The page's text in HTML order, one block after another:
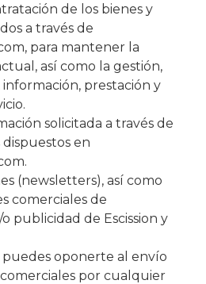
de los bienes y
a través de
para mantener la
así como la gestión,
información, prestación y
solicitada a través de
en
(newsletters), así como
comerciales de
publicidad de Escission y
oponerte al envío
por cualquier